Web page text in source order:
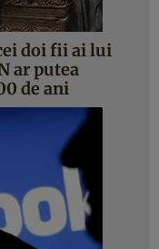
doi fii ai lui
ar putea
de ani